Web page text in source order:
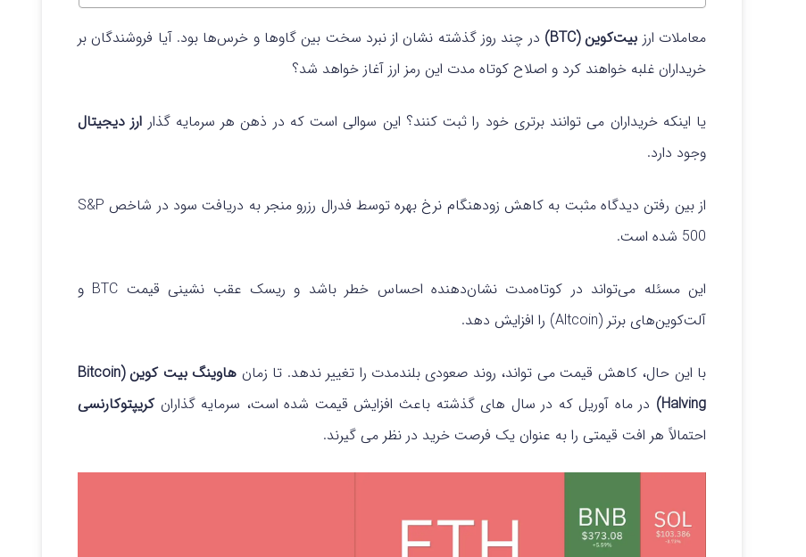
معاملات ارز بیت‌کوین (BTC)
در چند روز گذشته نشان از نبرد سخت بین گاوها و خرس‌ها بود. آیا فروشندگان بر
خریداران غلبه خواهند کرد و اصلاح کوتاه مدت این رمز ارز آغاز خواهد شد؟
یا اینکه خریداران می توانند برتری خود را ثبت کنند؟ این سوالی است که در ذهن هر سرمایه گذار ارز دیجیتال
وجود دارد.
از بین رفتن دیدگاه مثبت به کاهش زودهنگام نرخ بهره توسط فدرال رزرو منجر به دریافت سود در شاخص S&P
500 شده است.
این مسئله می‌تواند در کوتاه‌مدت نشان‌دهنده احساس خطر باشد و ریسک عقب‌ نشینی قیمت BTC و
آلت‌کوین‌های برتر (Altcoin) را افزایش دهد.
با این حال، کاهش قیمت می تواند، روند صعودی بلندمدت را تغییر ندهد. تا زمان
هاوینگ بیت کوین (Bitcoin
Halving) در ماه آوریل که در سال های گذشته باعث افزایش قیمت شده است، سرمایه گذارانکریپتوکارنسی
احتمالاً هر افت قیمتی را به عنوان یک فرصت خرید در نظر می گیرند.